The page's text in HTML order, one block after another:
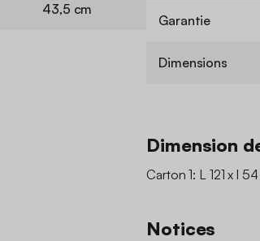
43,5 cm
Garantie
Dimensions
Dimension
Carton 1: L 121 x l
Notices